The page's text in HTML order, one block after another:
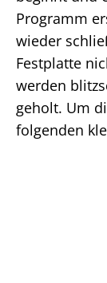
Programm
wieder
Festplatte
werden
geholt. Um
folgenden